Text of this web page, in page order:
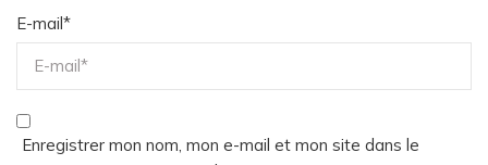
E-mail*
Enregistrer mon nom, mon e-mail et mon site dans le